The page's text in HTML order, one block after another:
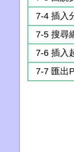
7-4 插入
7-5 搜尋
7-6 插入
7-7 匯出